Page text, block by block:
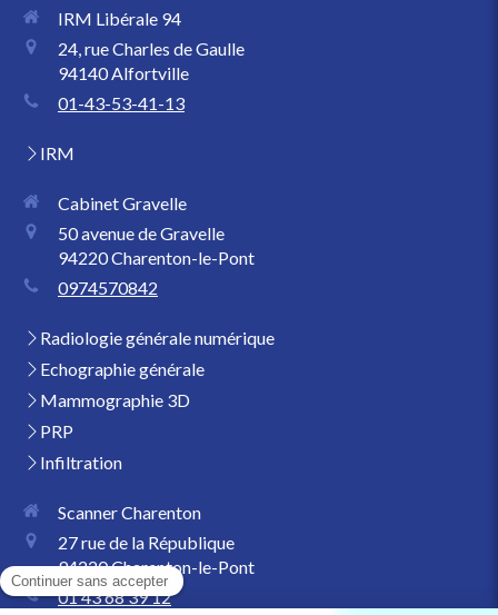
IRM Libérale 94
24, rue Charles de Gaulle
94140 Alfortville
01-43-53-41-13
IRM
Cabinet Gravelle
50 avenue de Gravelle
94220Charenton-le-Pont
0974570842
Radiologie générale numérique
Echographie générale
Mammographie 3D
PRP
Infiltration
Scanner Charenton
27 rue de la République
94220Charenton-le-Pont
01 43 68 39 12